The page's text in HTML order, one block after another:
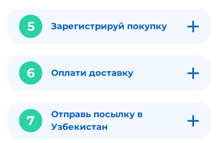
5 Зарегистрируй покупку
6 Оплати доставку
7
Отправь посылку в
Узбекистан